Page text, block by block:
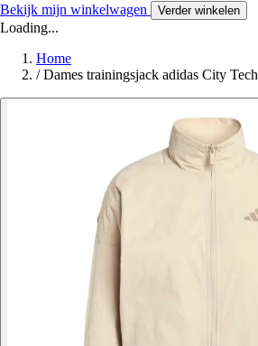
Bekijk mijn winkelwagen Verder winkelen
Loading...
Home
/ Dames trainingsjack adidas City Tech